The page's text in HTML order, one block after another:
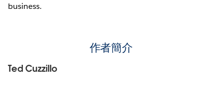
business.
作者簡介
Ted Cuzzillo